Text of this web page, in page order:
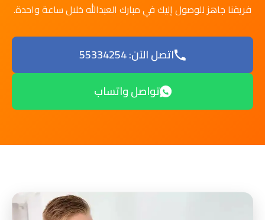
فريقنا جاهز للوصول إليك في مبارك العبدالله خلال ساعة واحدة.
اتصل الآن: 55334254
تواصل واتساب